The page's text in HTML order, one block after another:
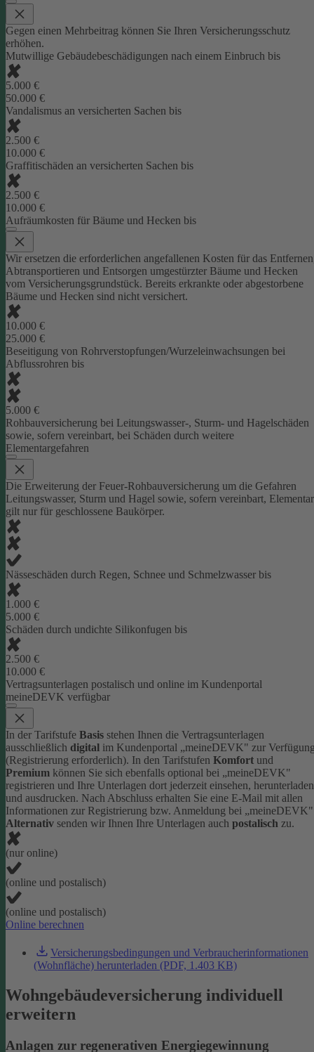
Gegen einen Mehrbeitrag können Sie Ihren Versicherungsschutz
erhöhen.
Mutwillige Gebäudebeschädigungen nach einem Einbruch bis
5.000 €
50.000 €
Vandalismus an versicherten Sachen bis
2.500 €
10.000 €
Graffitischäden an versicherten Sachen bis
2.500 €
10.000 €
Aufräumkosten für Bäume und Hecken bis
Wir ersetzen die erforderlichen angefallenen Kosten für das
Abtransportieren und Entsorgen umgestürzter Bäume und Hecken
vom Versicherungsgrundstück. Bereits erkrankte oder abgestorbene
Bäume und Hecken sind nicht versichert.
10.000 €
25.000 €
Beseitigung von Rohrverstopfungen/Wurzeleinwachsungen bei
Abflussrohren bis
5.000 €
Rohbauversicherung bei Leitungswasser-, Sturm- und Hagelschäden
sowie, sofern vereinbart, bei Schäden durch weitere
Elementargefahren
Die Erweiterung der Feuer-Rohbauversicherung um die Gefahren
Leitungswasser, Sturm und Hagel sowie, sofern vereinbart, Elementar
gilt nur für geschlossene Baukörper.
Nässeschäden durch Regen, Schnee und Schmelzwasser bis
1.000 €
5.000 €
Schäden durch undichte Silikonfugen bis
2.500 €
10.000 €
Vertragsunterlagen postalisch und online im Kundenportal
meineDEVK verfügbar
In der Tarifstufe Basis stehen Ihnen die Vertragsunterlagen
ausschließlich digital im Kundenportal „meineDEVK" zur
(Registrierung erforderlich). In den Tarifstufen Komfort und
Premium können Sie sich ebenfalls optional bei „meineDEVK"
registrieren und Ihre Unterlagen dort jederzeit einsehen, herunterladen
und ausdrucken. Nach Abschluss erhalten Sie eine E-Mail mit allen
Informationen zur Registrierung bzw. Anmeldung bei
Alternativ senden wir Ihnen Ihre Unterlagen auch postalisch zu.
(nur online)
(online und postalisch)
(online und postalisch)
Online berechnen
Versicherungsbedingungen und Verbraucherinformationen
(Wohnfläche) herunterladen (PDF, 1.403 KB)
Wohngebäudeversicherung individuell
erweitern
Anlagen zur regenerativen Energiegewinnung